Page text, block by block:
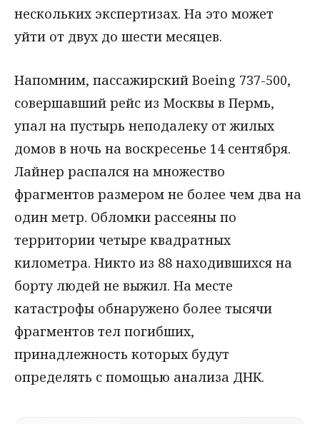
нескольких экспертизах. На это может
уйти от двух до шести месяцев.
Напомним, пассажирский Boeing 737-500,
совершавший рейс из Москвы в Пермь,
упал на пустырь неподалеку от жилых
домов в ночь на воскресенье 14 сентября.
Лайнер распался на множество
фрагментов размером не более чем два на
один метр. Обломки рассеяны по
территории четыре квадратных
километра. Никто из 88 находившихся на
борту людей не выжил. На месте
катастрофы обнаружено более тысячи
фрагментов тел погибших,
принадлежность которых будут
определять с помощью анализа ДНК.